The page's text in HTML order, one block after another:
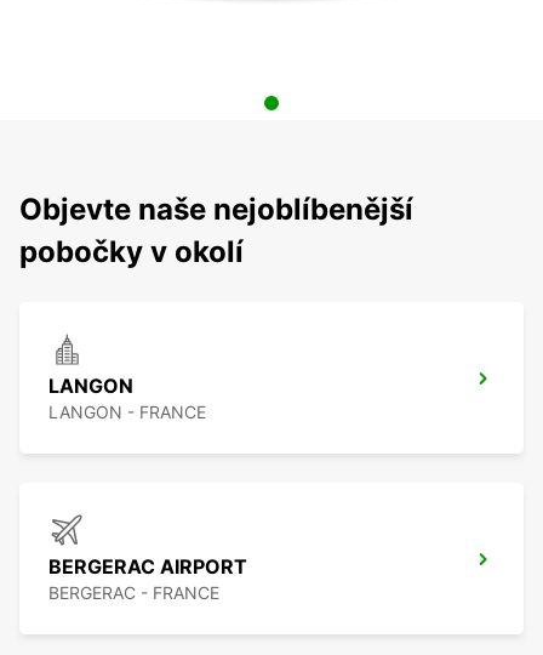
Objevte naše nejoblíbenější
pobočky v okolí
LANGON
LANGON - FRANCE
BERGERAC AIRPORT
BERGERAC - FRANCE